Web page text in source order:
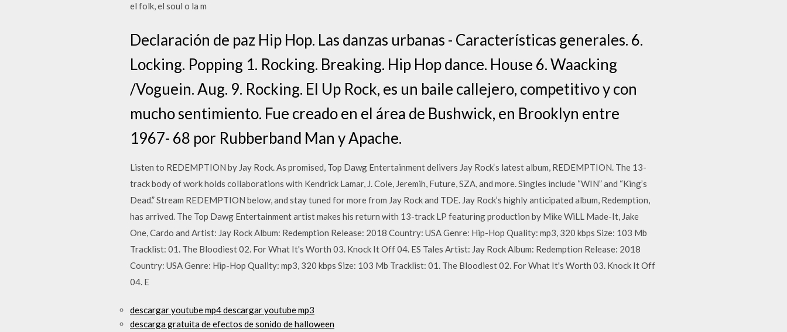
el folk, el soul o la m
Declaración de paz Hip Hop. Las danzas urbanas - Características generales. 6.
Locking. Popping 1. Rocking. Breaking. Hip Hop dance. House 6. Waacking
/Voguein. Aug. 9. Rocking. El Up Rock, es un baile callejero, competitivo y con
mucho sentimiento. Fue creado en el área de Bushwick, en Brooklyn entre
1967- 68 por Rubberband Man y Apache.
Listen to REDEMPTION by Jay Rock. As promised, Top Dawg Entertainment delivers Jay Rock‘s latest album, REDEMPTION. The 13-
track body of work holds collaborations with Kendrick Lamar, J. Cole, Jeremih, Future, SZA, and more. Singles include “WIN” and “King’s
Dead.” Stream REDEMPTION below, and stay tuned for more from Jay Rock and TDE. Jay Rock’s highly anticipated album, Redemption,
has arrived. The Top Dawg Entertainment artist makes his return with 13-track LP featuring production by Mike WiLL Made-It, Jake
One, Cardo and Artist: Jay Rock Album: Redemption Release: 2018 Country: USA Genre: Hip-Hop Quality: mp3, 320 kbps Size: 103 Mb
Tracklist: 01. The Bloodiest 02. For What It's Worth 03. Knock It Off 04. ES Tales Artist: Jay Rock Album: Redemption Release: 2018
Country: USA Genre: Hip-Hop Quality: mp3, 320 kbps Size: 103 Mb Tracklist: 01. The Bloodiest 02. For What It's Worth 03. Knock It Off
04. E
descargar youtube mp4 descargar youtube mp3
descarga gratuita de efectos de sonido de halloween